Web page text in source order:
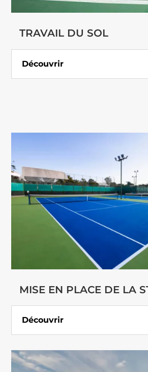
TRAVAIL DU SOL
Découvrir
MISE EN PLACE DE LA
Découvrir